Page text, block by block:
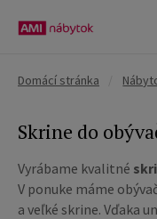
Domácí stránka
Skrine do
Vyrábame kvalitné
V ponuke máme
a veľké skrine. Vďaka